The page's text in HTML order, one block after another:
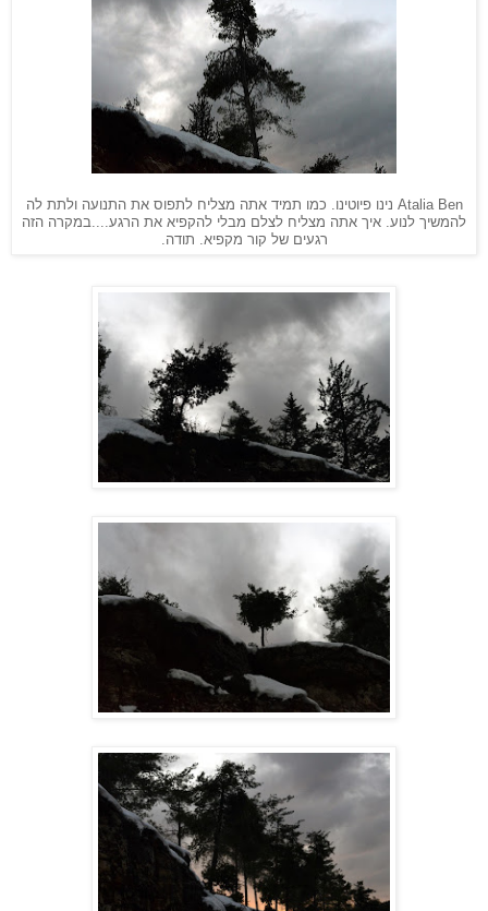
Atalia Ben נינו פיוטינו. כמו תמיד אתה מצליח לתפוס את התנועה ולתת לה
להמשיך לנוע. איך אתה מצליח לצלם מבלי להקפיא את הרגע....במקרה הזה
רגעים של קור מקפיא. תודה.